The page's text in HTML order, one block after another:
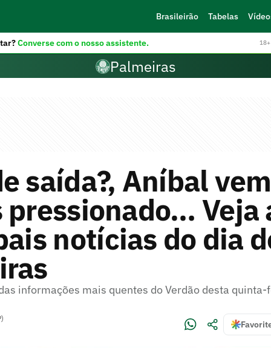
Brasileirão Tabelas
Converse com o nosso assistente.
Palmeiras
saída?, Aníbal
pressionado… Veja
notícias do dia
informações mais quentes do Verdão desta